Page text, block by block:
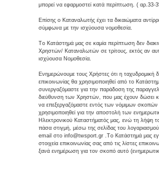
μπορεί να εφαρμοστεί κατά περίπτωση. ( αρ.33-
Επίσης ο Καταναλωτής έχει τα δικαιώματα
σύμφωνα με την ισχύουσα νομοθεσία.
Το Κατάστημά μας σε καμία περίπτωση δεν
Χρηστών/ Καταναλωτών σε τρίτους, εκτός αν
ισχύουσα Νομοθεσία.
Ενημερώνουμε τους Χρήστες ότι η ταχυδρομική
επικοινωνίας θα χρησιμοποιηθεί από το
συνεργαζόμαστε για την παράδοση της
διεύθυνση των Χρηστών, που μας έχουν δώσει
να επεξεργαζόμαστε εντός των νόμιμων σκοπών
χρησιμοποιηθεί για την αποστολή των
Ηλεκτρονικού Καταστήματός μας, ενώ τη λήψη
πάσα στιγμή, μέσω της σελίδας του
email στο info@twsport.gr .Το Κατάστημά μας
στοιχεία επικοινωνίας σας από τις λίστες
ξανά ενημέρωση για τον σκοπό αυτό